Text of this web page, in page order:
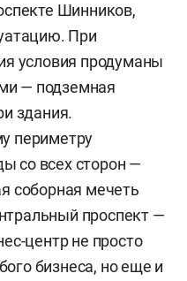
Шинников,
При
условия продуманы
— подземная
здания.
периметру
со всех сторон —
соборная мечеть
проспект —
центр не просто
бизнеса, но еще и